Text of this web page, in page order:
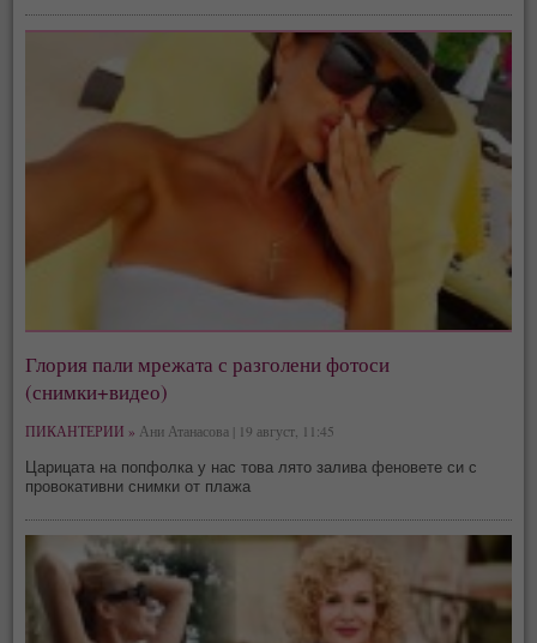
Глория пали мрежата с разголени фотоси
(снимки+видео)
ПИКАНТЕРИИ » Ани Атанасова | 19 август, 11:45
Царицата на попфолка у нас това лято залива феновете си с
провокативни снимки от плажа